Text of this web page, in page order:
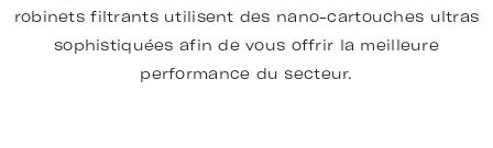
robinets filtrants utilisent des nano-cartouches ultras
sophistiquées afin de vous offrir la meilleure
performance du secteur.